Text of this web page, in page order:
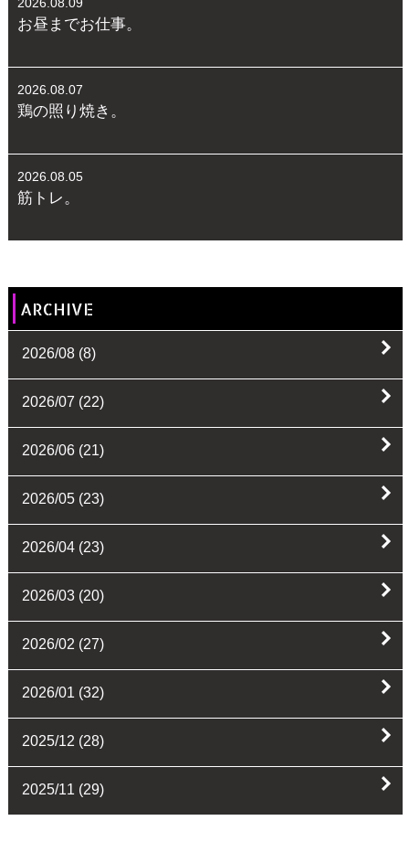
お昼までお仕事。
2026.08.07
鶏の照り焼き。
2026.08.05
筋トレ。
ARCHIVE
2026/08(8)
2026/07 (22)
2026/06(21)
2026/05(23)
2026/04(23)
2026/03(20)
2026/02 (27)
2026/01 (32)
2025/12 (28)
2025/11 (29)